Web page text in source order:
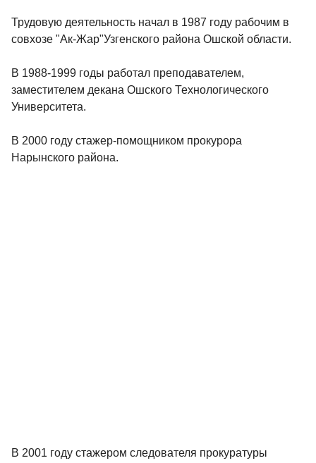
Трудовую деятельность начал в 1987 году рабочим в
совхозе "Ак-Жар"Узгенского района Ошской области.
В 1988-1999 годы работал преподавателем,
заместителем декана Ошского Технологического
Университета.
В 2000 году стажер-помощником прокурора
Нарынского района.
В 2001 году стажером следователя прокуратуры